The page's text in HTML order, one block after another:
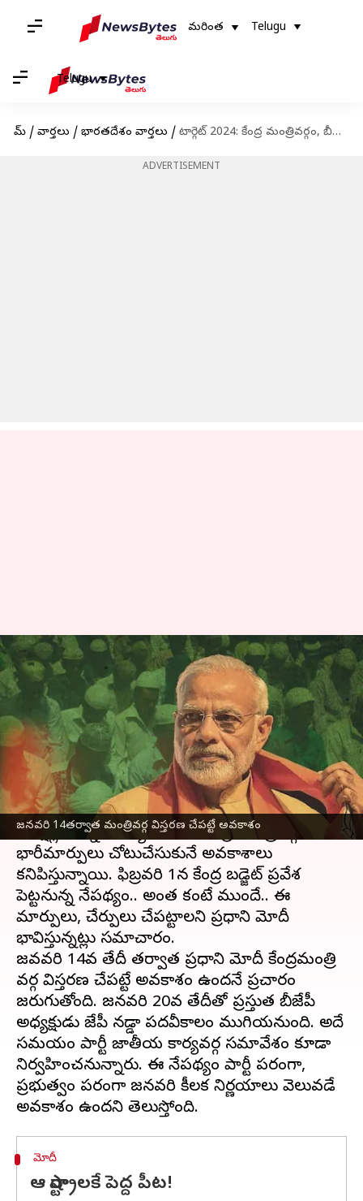
మరింత Telugu
Telugu
హోమ్ / వార్తలు / భారతదేశం వార్తలు / టార్గెట్ 2024: కేంద్ర మంత్రివర్గం, బీజేపీలో భారీ మార్పులకు మోదీ స్కెచ్
ADVERTISEMENT
జనవరి 14తర్వాత మంత్రివర్గ విస్తరణ చేపట్టే అవకాశం
టార్గెట్ 2024: కేంద్ర మంత్రివర్గం,
బీజేపీలో భారీ మార్పులకు మోదీ
స్కెచ్
వ్రాసిన వారు Stalin Dec 31, 2022 05:16 pm
ఈ వార్తాకథనం ఏంటి
2023లో 9 రాష్ట్రాల్లో అసెంబ్లీ ఎన్నికలు.. 2024లో లోక్‌సభ
ఎలక్షన్లు ఉన్న నేపథ్యంలో బీజేపీలో, కేంద్ర మంత్రివర్గంలో
భారీమార్పులు చోటుచేసుకునే అవకాశాలు
కనిపిస్తున్నాయి. ఫిబ్రవరి 1న కేంద్ర బడ్జెట్ ప్రవేశ
పెట్టనున్న నేపథ్యంలో.. అంత కంటే ముందే.. ఈ
మార్పులు, చేర్పులు చేపట్టాలని ప్రధాని మోదీ
భావిస్తున్నట్లు సమాచారం.
జవవరి 14వ తేదీ తర్వాత ప్రధాని మోదీ కేంద్ర‌మంత్రి
వర్గ విస్తరణ చేపట్టే అవకాశం ఉందనే ప్రచారం
జరుగుతోంది. జనవరి 20వ తేదీతో ప్రస్తుత బీజేపీ
అధ్యక్షుడు జేపీ నడ్డా పదవీకాలం ముగియనుంది. అదే
సమయంలో పార్టీ జాతీయ కార్యవర్గ సమావేశం కూడా
నిర్వహించనున్నారు. ఈ నేపథ్యంలో పార్టీ పరంగా,
ప్రభుత్వం పరంగా జనవరిలో కీలక నిర్ణయాలు వెలువడే
మోదీ
ఆ రాష్ట్రాలకే పెద్ద పీట!